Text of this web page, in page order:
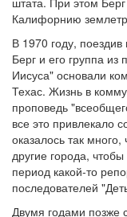
Калифорнию
В 1970 году,
Берг и его группа
Иисуса" основали
Техас. Жизнь в
проповедь
все это привлекало
оказалось так
другие города,
период какой-то
последователей
Двумя годами позже